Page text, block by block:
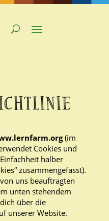
(im
Cookies und
halber
zusammengefasst).
uns beauftragten
unten stehendem
über die
unserer Website.